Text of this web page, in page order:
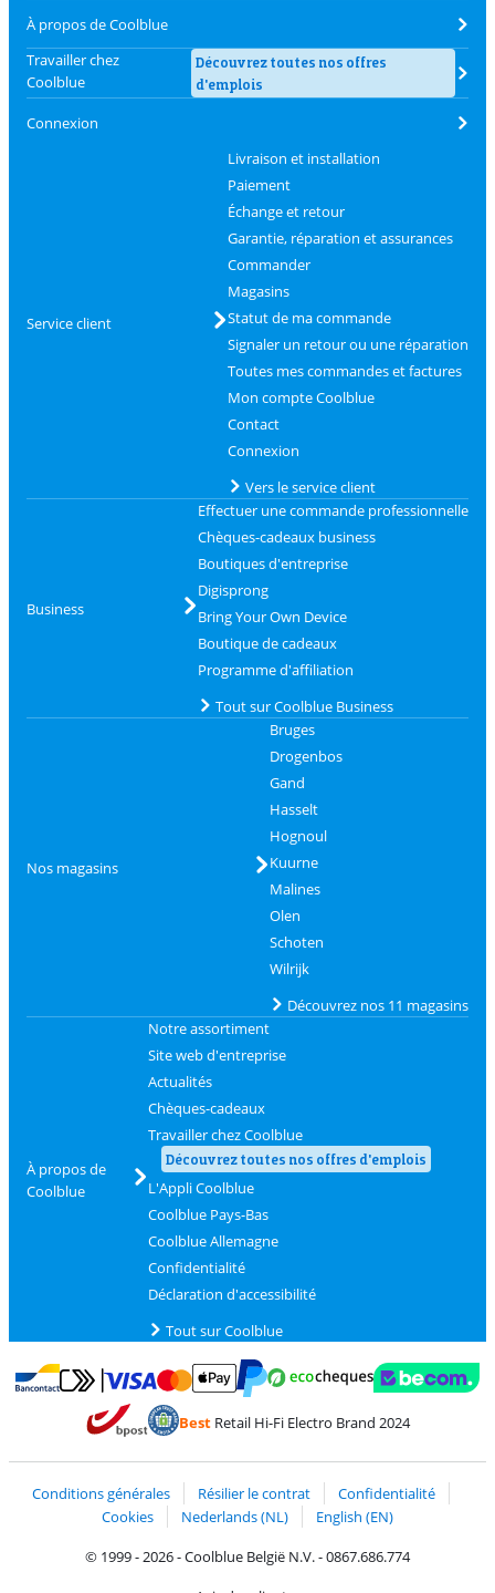
À propos de Coolblue
Travailler chez
Coolblue
Découvrez toutes nos offres
d'emplois
Connexion
Service client
Livraison et installation
Paiement
Échange et retour
Garantie, réparation et assurances
Commander
Magasins
Statut de ma commande
Signaler un retour ou une réparation
Toutes mes commandes et factures
Mon compte Coolblue
Contact
Connexion
Vers le service client
Business
Effectuer une commande professionnelle
Chèques-cadeaux business
Boutiques d'entreprise
Digisprong
Bring Your Own Device
Boutique de cadeaux
Programme d'affiliation
Tout sur Coolblue Business
Nos magasins
Bruges
Drogenbos
Gand
Hasselt
Hognoul
Kuurne
Malines
Olen
Schoten
Wilrijk
Découvrez nos 11 magasins
À propos de
Coolblue
Notre assortiment
Site web d'entreprise
Actualités
Chèques-cadeaux
Travailler chez Coolblue
Découvrez toutes nos offres d'emplois
L'Appli Coolblue
Coolblue Pays-Bas
Coolblue Allemagne
Confidentialité
Déclaration d'accessibilité
Tout sur Coolblue
Payer avec Bancontact
Payer avec MasterCard et Visa via ClickToPay
Payer avec PayPal
BestRetail Hi-Fi Electro Brand 2024
Conditions générales Résilier le contrat
Confidentialité
Cookies
Nederlands (NL)
English (EN)
© 1999 - 2026 - Coolblue België N.V. - 0867.686.774